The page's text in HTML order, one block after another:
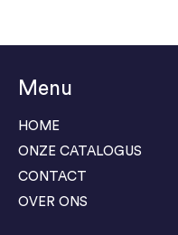
Menu
HOME
ONZE CATALOGUS
CONTACT
OVER ONS